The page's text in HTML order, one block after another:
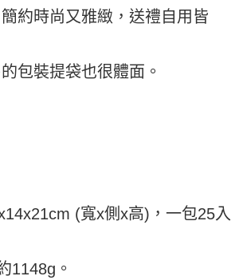
方式進行付款，方視為交易完成。
當下不需立刻繳費，但若您需要取消訂單，請聯絡
家同意取消之訂單仍視為有效，需透過AFTEE先享
先享後付 」之結帳頁面顯示為準，若有關於
有限公司提供之「AFTEE先享後付」服務完成之交
公司。
，請瀏覽以下網址：
先徵得法定代理人或監護人之同意方可使用
未經同意申辦者引起之損失，本公司不負相關責
度；若仍有額度不足之情形，本公司將視審查結果
含以上)免運費
含以上)免運費
含以上)免運費
含以上)免運費
約時尚又雅緻，送禮自用皆
包裝提袋也很體面。
(寬x側x高)，一包25入
1148g。